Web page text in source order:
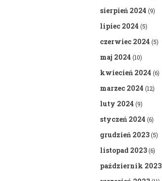
sierpień 2024 (9)
lipiec 2024 (5)
czerwiec 2024 (5)
maj 2024 (10)
kwiecień 2024 (6)
marzec 2024 (12)
luty 2024 (9)
styczeń 2024 (6)
grudzień 2023(5)
listopad 2023(6)
październik 2023